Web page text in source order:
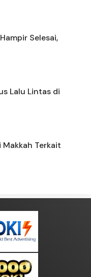
Selesai,
Lalu Lintas di
Terkait